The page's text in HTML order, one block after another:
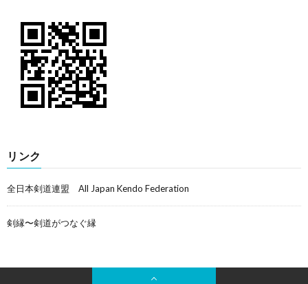
リンク
全日本剣道連盟 All Japan Kendo Federation
剣縁〜剣道がつなぐ縁